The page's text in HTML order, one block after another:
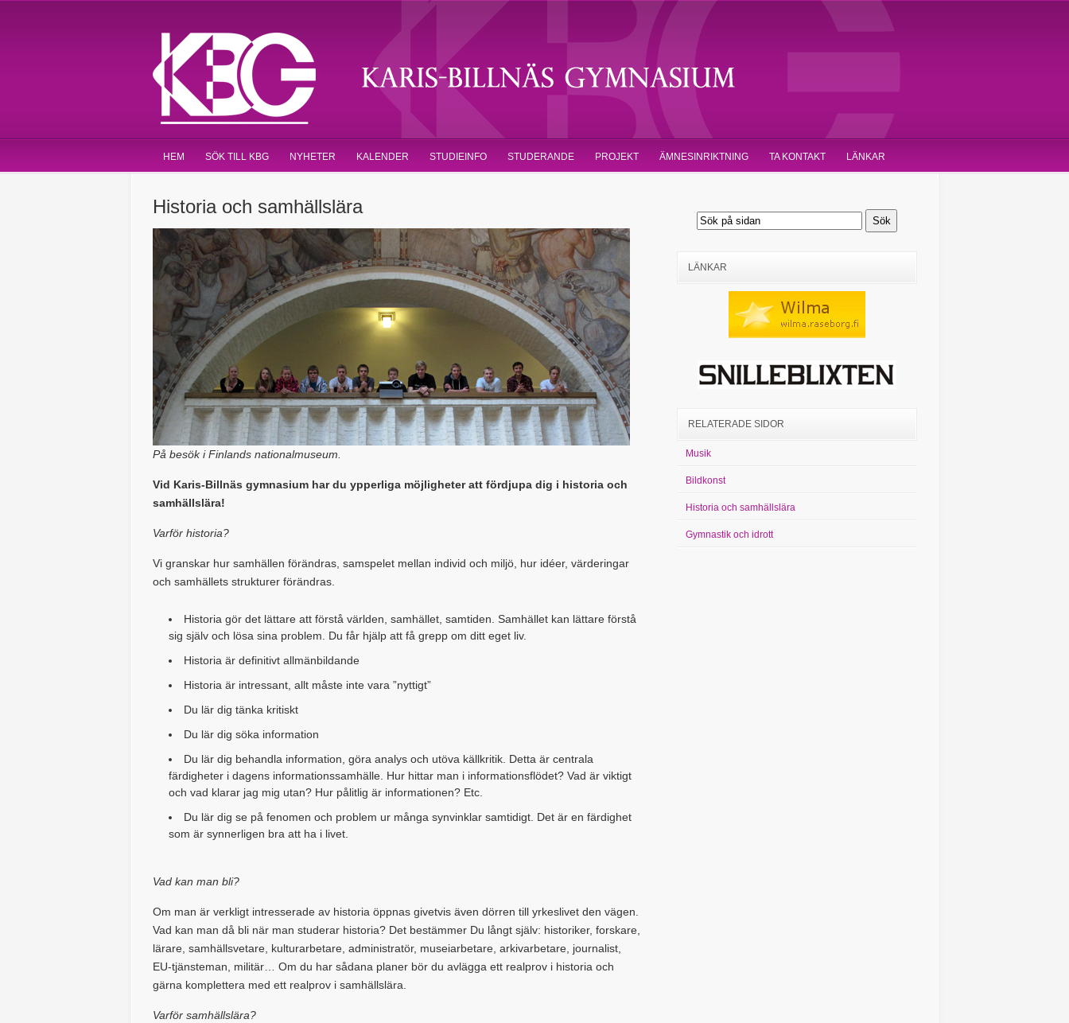
HEM SÖK TILL KBG NYHETER KALENDER STUDIEINFO STUDERANDE PROJEKT ÄMNESINRIKTNING TA KONTAKT LÄNKAR
Historia och samhällslära
På besök i Finlands nationalmuseum.
Vid Karis-Billnäs gymnasium har du ypperliga möjligheter att fördjupa dig i historia och
samhällslära!
Varför historia?
Vi granskar hur samhällen förändras, samspelet mellan individ och miljö, hur idéer, värderingar
och samhällets strukturer förändras.
Historia gör det lättare att förstå världen, samhället, samtiden. Samhället kan lättare förstå
sig själv och lösa sina problem. Du får hjälp att få grepp om ditt eget liv.
Historia är definitivt allmänbildande
Historia är intressant, allt måste inte vara ”nyttigt”
Du lär dig tänka kritiskt
Du lär dig söka information
Du lär dig behandla information, göra analys och utöva källkritik. Detta är centrala
färdigheter i dagens informationssamhälle. Hur hittar man i informationsflödet? Vad är viktigt
och vad klarar jag mig utan? Hur pålitlig är informationen? Etc.
Du lär dig se på fenomen och problem ur många synvinklar samtidigt. Det är en färdighet
som är synnerligen bra att ha i livet.
Vad kan man bli?
Om man är verkligt intresserade av historia öppnas givetvis även dörren till yrkeslivet den vägen.
Vad kan man då bli när man studerar historia? Det bestämmer Du långt själv: historiker, forskare,
lärare, samhällsvetare, kulturarbetare, administratör, museiarbetare, arkivarbetare, journalist,
EU-tjänsteman, militär… Om du har sådana planer bör du avlägga ett realprov i historia och
gärna komplettera med ett realprov i samhällslära.
Varför samhällslära?
LÄNKAR
RELATERADE SIDOR
Musik
Bildkonst
Historia och samhällslära
Gymnastik och idrott